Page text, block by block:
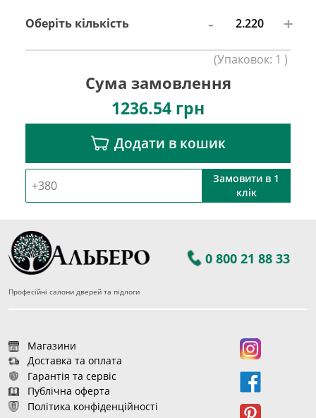
Оберіть кількість - +
(Упаковок: 1 )
Сума замовлення
1236.54 грн
Додати в кошик
Замовити в 1
клік
0 800 21 88 33
Професійні салони дверей та підлоги
Магазини
Доставка та оплата
Гарантія та сервіс
Публічна оферта
Політика конфіденційності